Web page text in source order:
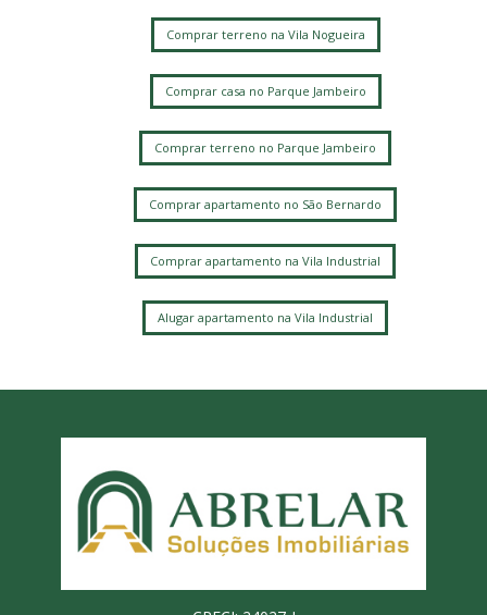
Comprar terreno na Vila Nogueira
Comprar casa no Parque Jambeiro
Comprar terreno no Parque Jambeiro
Comprar apartamento no São Bernardo
Comprar apartamento na Vila Industrial
Alugar apartamento na Vila Industrial